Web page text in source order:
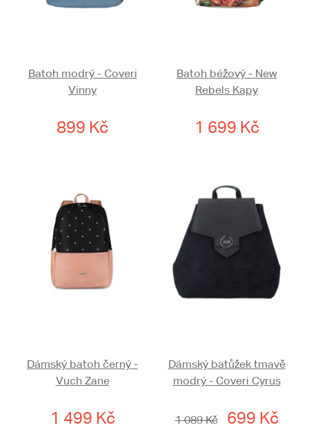
Batoh modrý - Coveri
Vinny
899 Kč
Batoh béžový - New
Rebels Kapy
1 699 Kč
Dámský batoh černý -
Vuch Zane
1 499 Kč
Dámský batůžek tmavě
modrý - Coveri Cyrus
1 089 Kč 699 Kč